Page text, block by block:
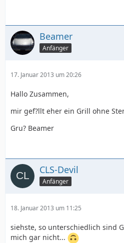
Beamer
Anfänger
17. Januar 2013 um 20:26
Hallo Zusammen,
mir gef?llt eher ein Grill ohne
Gru? Beamer
CLS-Devil
Anfänger
18. Januar 2013 um 11:25
siehste, so unterschiedlich sind
mich gar nicht...